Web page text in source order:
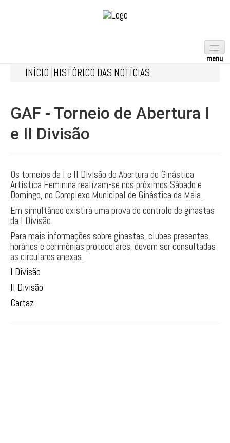
ACROBÁTICA
ARTÍSTICA
FEMININA
TRAMPOLINS
TEAMGYM
GPT
PARKOUR
INÍCIO |HISTÓRICO DAS NOTÍCIAS
GAF - Torneio de Abertura I
e II Divisão
Os torneios da I e II Divisão de Abertura de Ginástica
Artística Feminina realizam-se nos próximos Sábado e
Domingo, no Complexo Municipal de Ginástica da Maia.
Em simultâneo existirá uma prova de controlo de ginastas
da I Divisão.
Para mais informações sobre ginastas, clubes presentes,
horários e cerimónias protocolares, devem ser consultadas
as circulares anexas.
I Divisão
II Divisão
Cartaz